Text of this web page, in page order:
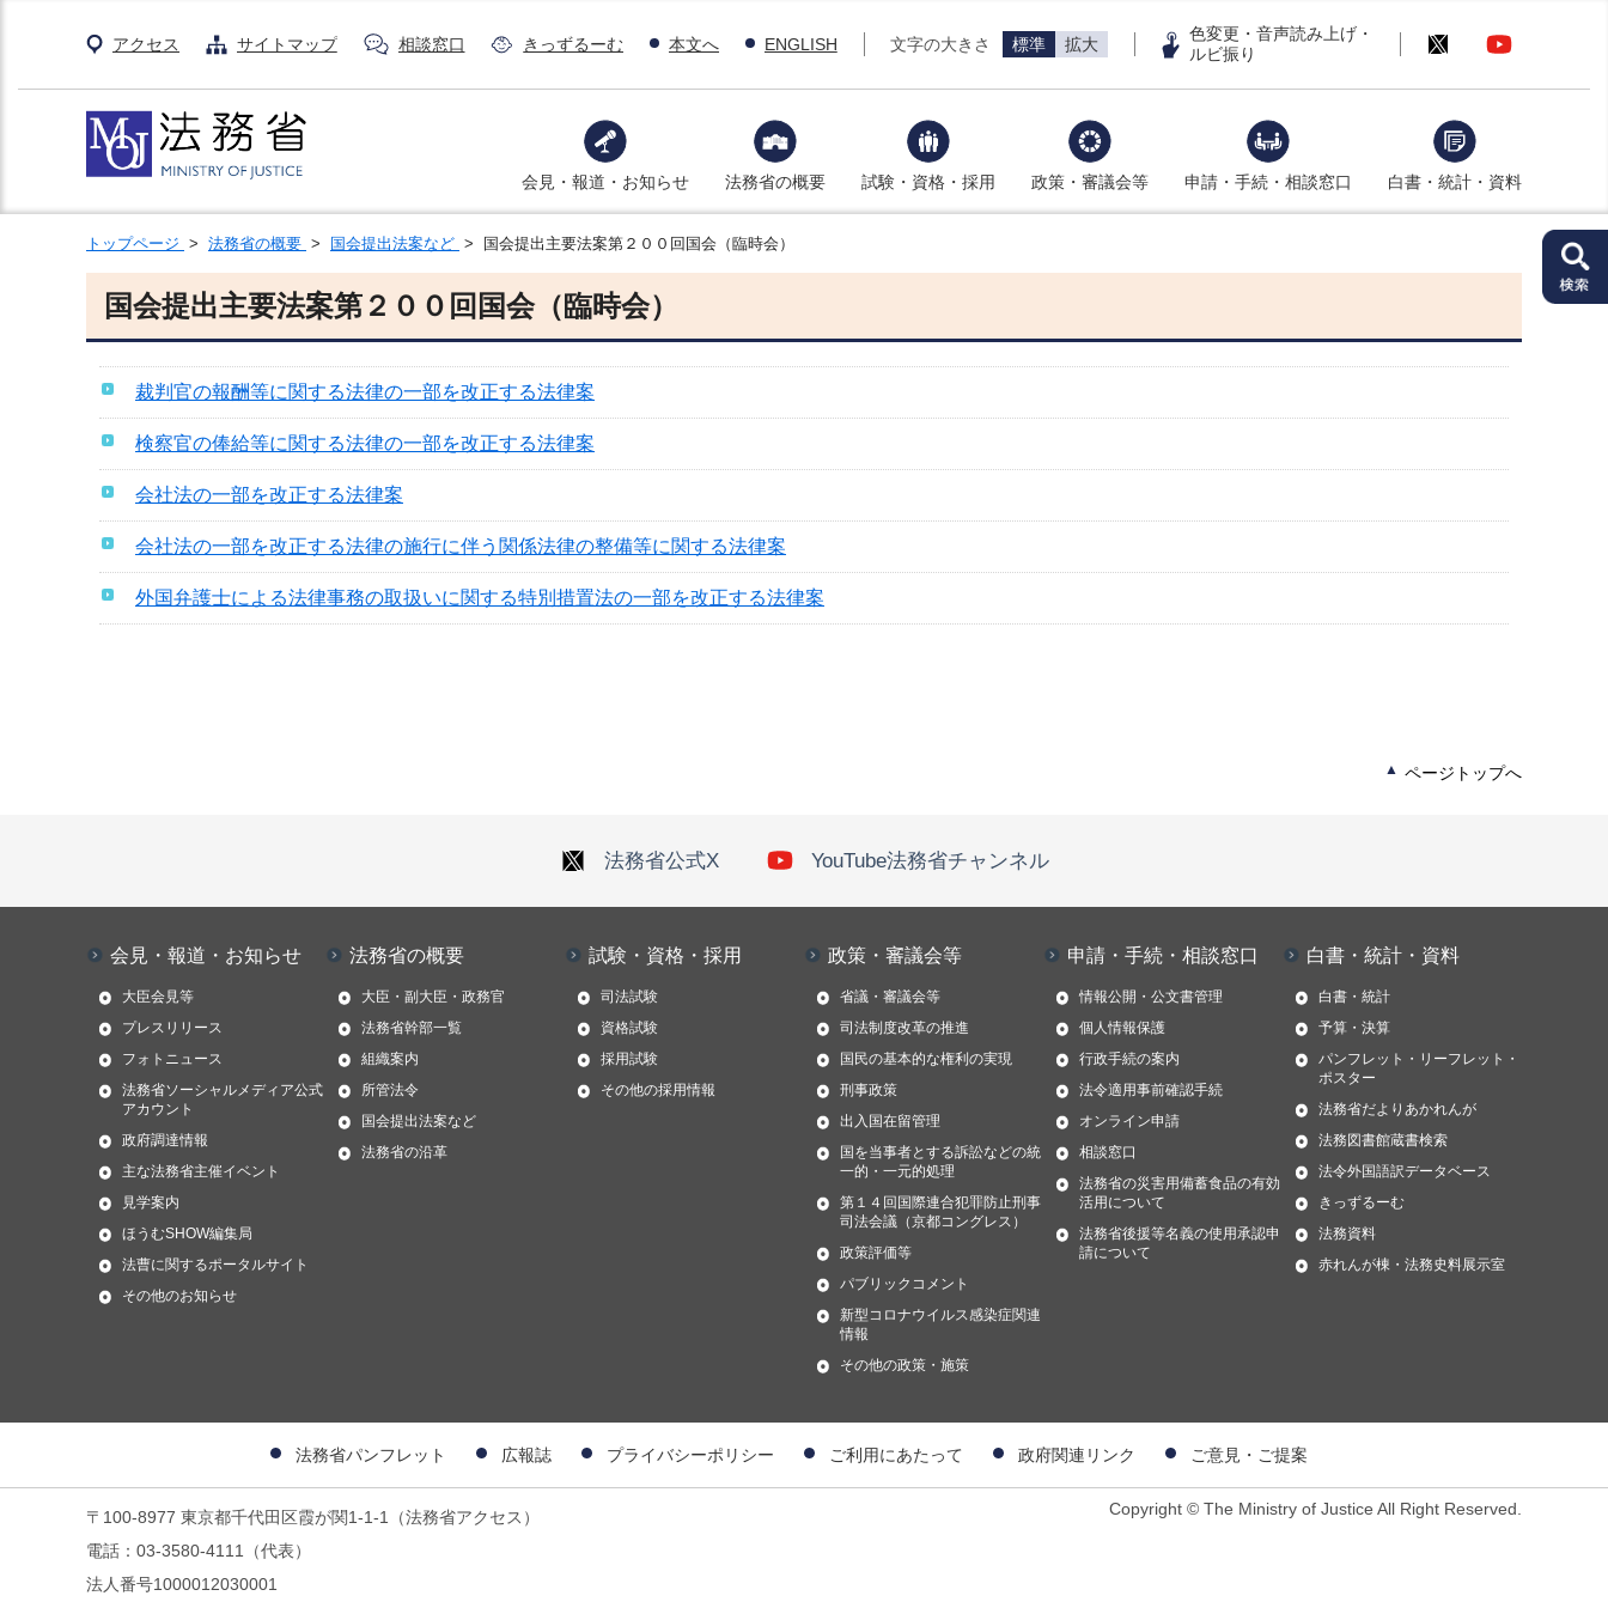
アクセス サイトマップ 相談窓口 きっずるーむ 本文へ ENGLISH 文字の大きさ 標準 拡大
色変更・音声読み上げ・
ルビ振り
会見・報道・お知らせ 法務省の概要 試験・資格・採用 政策・審議会等 申請・手続・相談窓口 白書・統計・資料
トップページ > 法務省の概要 > 国会提出法案など > 国会提出主要法案第２００回国会（臨時会）
国会提出主要法案第２００回国会（臨時会）
裁判官の報酬等に関する法律の一部を改正する法律案
検察官の俸給等に関する法律の一部を改正する法律案
会社法の一部を改正する法律案
会社法の一部を改正する法律の施行に伴う関係法律の整備等に関する法律案
外国弁護士による法律事務の取扱いに関する特別措置法の一部を改正する法律案
ページトップへ
法務省公式X YouTube法務省チャンネル
会見・報道・お知らせ
大臣会見等
プレスリリース
フォトニュース
法務省ソーシャルメディア公式
アカウント
政府調達情報
主な法務省主催イベント
見学案内
ほうむSHOW編集局
法曹に関するポータルサイト
その他のお知らせ
法務省の概要
大臣・副大臣・政務官
法務省幹部一覧
組織案内
所管法令
国会提出法案など
法務省の沿革
試験・資格・採用
司法試験
資格試験
採用試験
その他の採用情報
政策・審議会等
省議・審議会等
司法制度改革の推進
国民の基本的な権利の実現
刑事政策
出入国在留管理
国を当事者とする訴訟などの統
一的・一元的処理
第１４回国際連合犯罪防止刑事
司法会議（京都コングレス）
政策評価等
パブリックコメント
新型コロナウイルス感染症関連
情報
その他の政策・施策
申請・手続・相談窓口
情報公開・公文書管理
個人情報保護
行政手続の案内
法令適用事前確認手続
オンライン申請
相談窓口
法務省の災害用備蓄食品の有効
活用について
法務省後援等名義の使用承認申
請について
白書・統計・資料
白書・統計
予算・決算
パンフレット・リーフレット・
ポスター
法務省だよりあかれんが
法務図書館蔵書検索
法令外国語訳データベース
きっずるーむ
法務資料
赤れんが棟・法務史料展示室
法務省パンフレット 広報誌 プライバシーポリシー ご利用にあたって 政府関連リンク ご意見・ご提案
〒100-8977 東京都千代田区霞が関1-1-1（法務省アクセス）
電話：03-3580-4111（代表）
法人番号1000012030001
Copyright © The Ministry of Justice All Right Reserved.